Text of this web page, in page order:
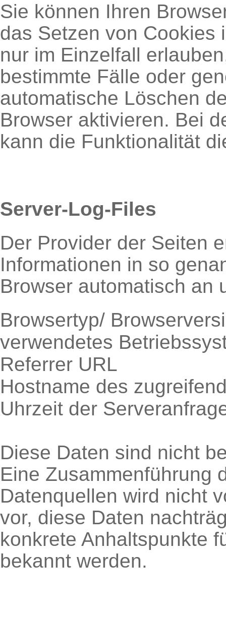
Sie können Ihren
das Setzen von Cookies
nur im Einzelfall
bestimmte Fälle oder
automatische Löschen
Browser aktivieren. Bei
kann die Funktionalität
Server-Log-Files
Der Provider der Seiten
Informationen in so
Browser automatisch an
Browsertyp/
verwendetes
Referrer URL
Hostname des
Uhrzeit der
Diese Daten sind nicht
Eine Zusammenführung
Datenquellen wird nicht
vor, diese Daten
konkrete Anhaltspunkte
bekannt werden.